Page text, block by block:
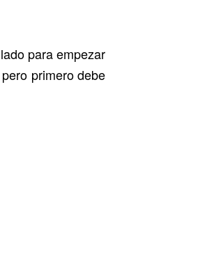
para empezar
primero debe